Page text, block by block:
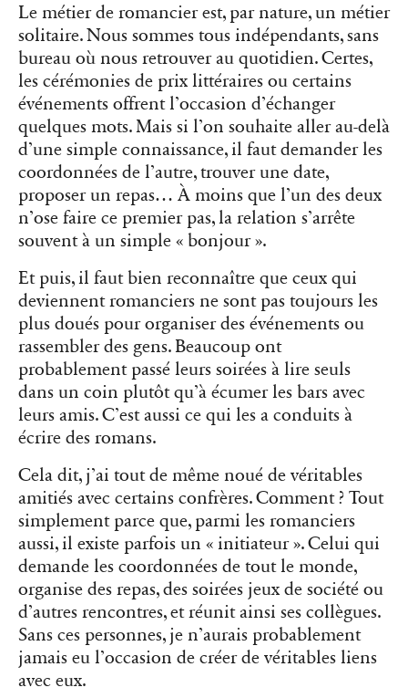
Le métier de romancier est, par nature, un métier
solitaire. Nous sommes tous indépendants, sans
bureau où nous retrouver au quotidien. Certes,
les cérémonies de prix littéraires ou certains
événements offrent l’occasion d’échanger
quelques mots. Mais si l’on souhaite aller au-delà
d’une simple connaissance, il faut demander les
coordonnées de l’autre, trouver une date,
proposer un repas… À moins que l’un des deux
n’ose faire ce premier pas, la relation s’arrête
souvent à un simple « bonjour ».
Et puis, il faut bien reconnaître que ceux qui
deviennent romanciers ne sont pas toujours les
plus doués pour organiser des événements ou
rassembler des gens. Beaucoup ont
probablement passé leurs soirées à lire seuls
dans un coin plutôt qu’à écumer les bars avec
leurs amis. C’est aussi ce qui les a conduits à
écrire des romans.
Cela dit, j’ai tout de même noué de véritables
amitiés avec certains confrères. Comment ? Tout
simplement parce que, parmi les romanciers
aussi, il existe parfois un « initiateur ». Celui qui
demande les coordonnées de tout le monde,
organise des repas, des soirées jeux de société ou
d’autres rencontres, et réunit ainsi ses collègues.
Sans ces personnes, je n’aurais probablement
jamais eu l’occasion de créer de véritables liens
avec eux.